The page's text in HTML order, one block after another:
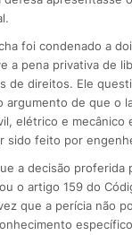
foi condenado a
a pena privativa de
de direitos. Ele
argumento de que o
elétrico e mecânico
sido feito por
a decisão proferida
o artigo 159 do
que a perícia não